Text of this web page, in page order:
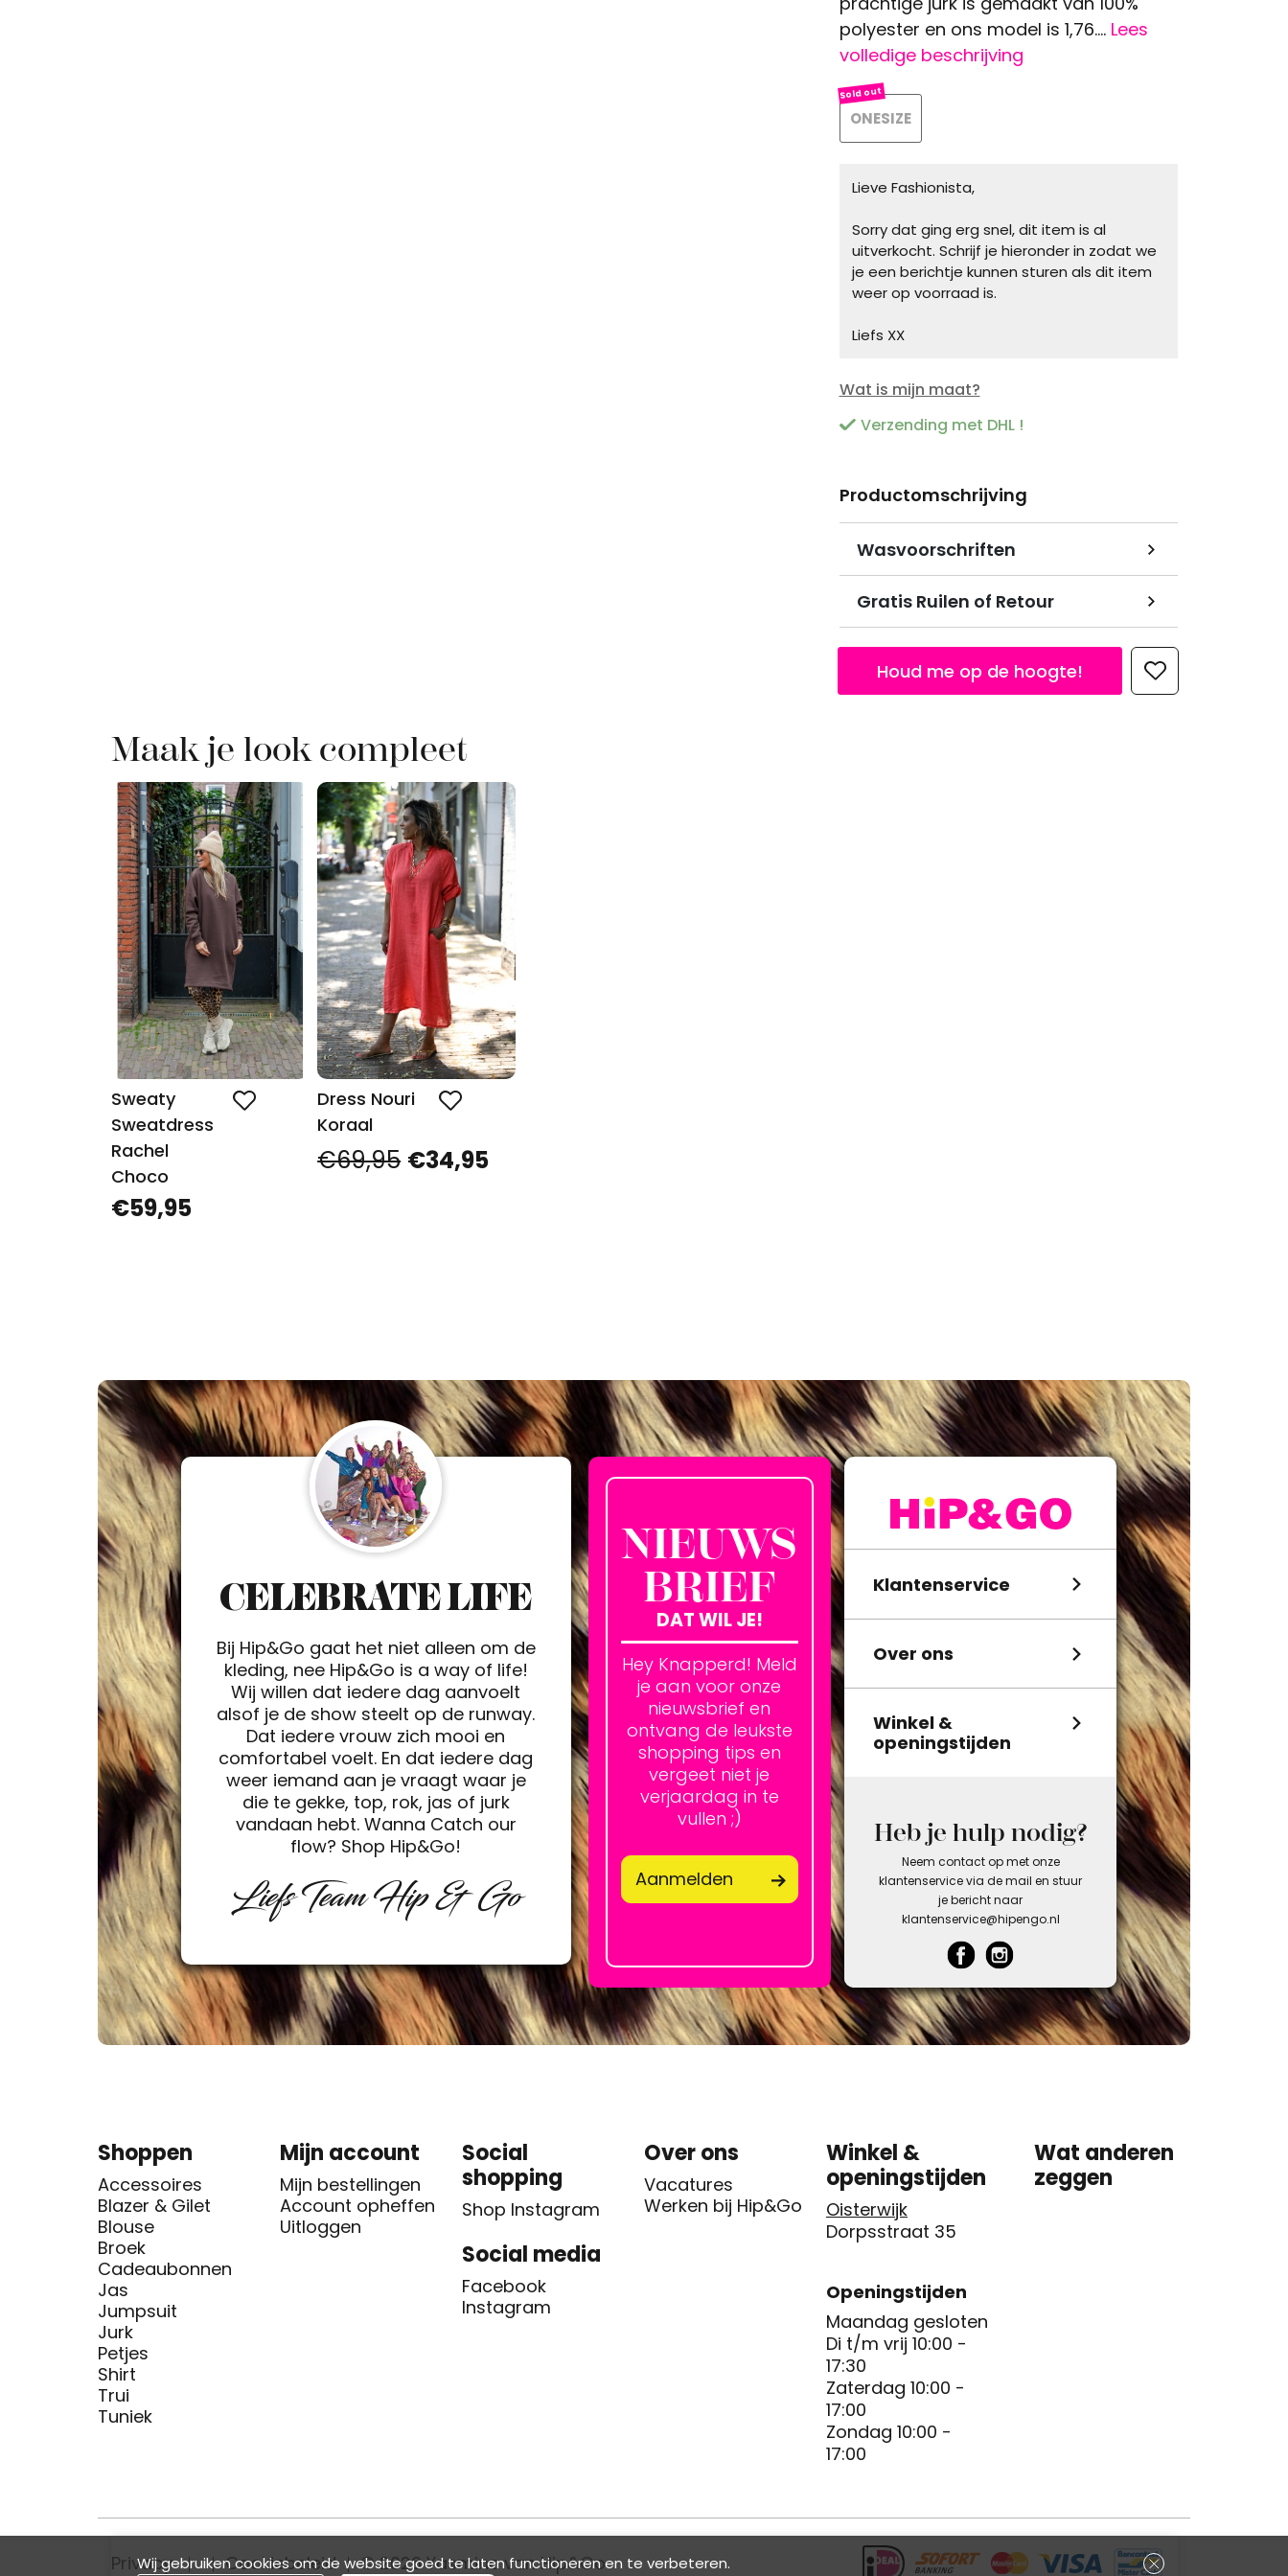
polyester en ons model is 1,76.... Lees
volledige beschrijving
ONESIZE
Lieve Fashionista,
Sorry dat ging erg snel, dit item is al
uitverkocht. Schrijf je hieronder in zodat we
je een berichtje kunnen sturen als dit item
weer op voorraad is.
Liefs XX
Wat is mijn maat?
Verzending met DHL !
Productomschrijving
Wasvoorschriften
Gratis Ruilen of Retour
Houd me op de hoogte!
Maak je look compleet
Sweaty
Sweatdress
Rachel
Choco
€59,95
Dress Nouri
Koraal
€69,95 €34,95
CELEBRATE LIFE
Bij Hip&Go gaat het niet alleen om de
kleding, nee Hip&Go is a way of life!
Wij willen dat iedere dag aanvoelt
alsof je de show steelt op de runway.
Dat iedere vrouw zich mooi en
comfortabel voelt. En dat iedere dag
weer iemand aan je vraagt waar je
die te gekke, top, rok, jas of jurk
vandaan hebt. Wanna Catch our
flow? Shop Hip&Go!
Liefs Team Hip & Go
NIEUWS
BRIEF
DAT WIL JE!
Hey Knapperd! Meld
je aan voor onze
nieuwsbrief en
ontvang de leukste
shopping tips en
vergeet niet je
verjaardag in te
vullen ;)
Aanmelden
Klantenservice
Over ons
Winkel &
openingstijden
Heb je hulp nodig?
Neem contact op met onze
klantenservice via de mail en stuur
je bericht naar
klantenservice@hipengo.nl
Shoppen
Accessoires
Blazer & Gilet
Blouse
Broek
Cadeaubonnen
Jas
Jumpsuit
Jurk
Petjes
Shirt
Trui
Tuniek
Mijn account
Mijn bestellingen
Account opheffen
Uitloggen
Social
shopping
Shop Instagram
Social media
Facebook
Instagram
Over ons
Vacatures
Werken bij Hip&Go
Winkel &
openingstijden
Oisterwijk
Dorpsstraat 35
Openingstijden
Maandag gesloten
Di t/m vrij 10:00 -
17:30
Zaterdag 10:00 -
17:00
Zondag 10:00 -
17:00
Wat anderen
zeggen
Privacy Cookiebeleid © 2026 Yasmine van Hip&Go
Wij gebruiken cookies om de website goed te laten functioneren en te verbeteren.